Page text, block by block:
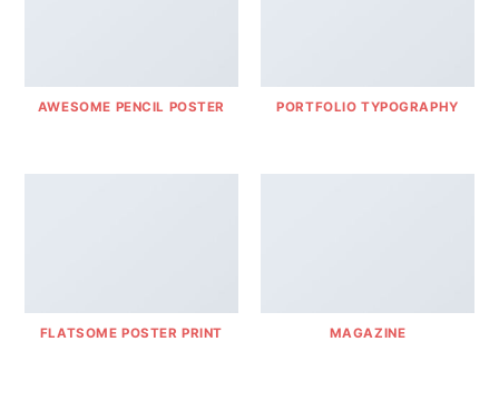
AWESOME PENCIL POSTER PORTFOLIO TYPOGRAPHY
FLATSOME POSTER PRINT MAGAZINE